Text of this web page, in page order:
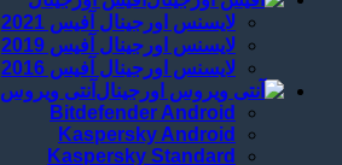
لایسنس اورجینال آفیس 2021
لایسنس اورجینال آفیس 2019
لایسنس اورجینال آفیس 2016
آنتی ویروس
Bitdefender Android
Kaspersky Android
Kaspersky Standard